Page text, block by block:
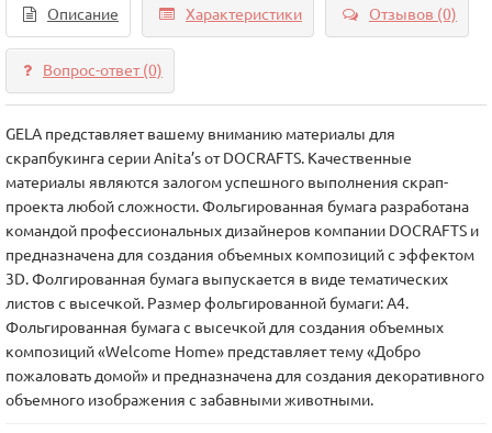
Описание Характеристики Отзывов (0)
Вопрос-ответ(0)
GELA представляет вашему вниманию материалы для
скрапбукинга серии Anita’s от DOCRAFTS. Качественные
материалы являются залогом успешного выполнения скрап-
проекта любой сложности. Фольгированная бумага разработана
командой профессиональных дизайнеров компании DOCRAFTS и
предназначена для создания объемных композиций с эффектом
3D. Фолгированная бумага выпускается в виде тематических
листов с высечкой. Размер фольгированной бумаги: А4.
Фольгированная бумага с высечкой для создания объемных
композиций «Welcome Home» представляет тему «Добро
пожаловать домой» и предназначена для создания декоративного
объемного изображения с забавными животными.